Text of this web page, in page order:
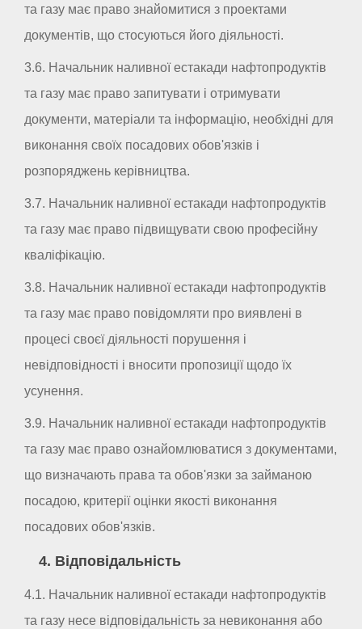
та газу має право знайомитися з проектами
документів, що стосуються його діяльності.
3.6. Начальник наливної естакади нафтопродуктів
та газу має право запитувати і отримувати
документи, матеріали та інформацію, необхідні для
виконання своїх посадових обов'язків і
розпоряджень керівництва.
3.7. Начальник наливної естакади нафтопродуктів
та газу має право підвищувати свою професійну
кваліфікацію.
3.8. Начальник наливної естакади нафтопродуктів
та газу має право повідомляти про виявлені в
процесі своєї діяльності порушення і
невідповідності і вносити пропозиції щодо їх
усунення.
3.9. Начальник наливної естакади нафтопродуктів
та газу має право ознайомлюватися з документами,
що визначають права та обов'язки за займаною
посадою, критерії оцінки якості виконання
посадових обов'язків.
4. Відповідальність
4.1. Начальник наливної естакади нафтопродуктів
та газу несе відповідальність за невиконання або